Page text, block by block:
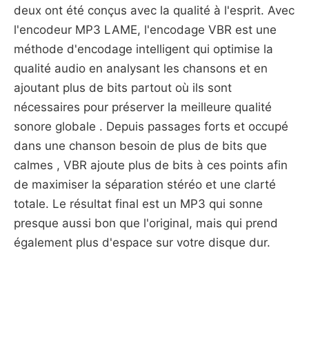
deux ont été conçus avec la qualité à l'esprit. Avec
l'encodeur MP3 LAME, l'encodage VBR est une
méthode d'encodage intelligent qui optimise la
qualité audio en analysant les chansons et en
ajoutant plus de bits partout où ils sont
nécessaires pour préserver la meilleure qualité
sonore globale . Depuis passages forts et occupé
dans une chanson besoin de plus de bits que
calmes , VBR ajoute plus de bits à ces points afin
de maximiser la séparation stéréo et une clarté
totale. Le résultat final est un MP3 qui sonne
presque aussi bon que l'original, mais qui prend
également plus d'espace sur votre disque dur.